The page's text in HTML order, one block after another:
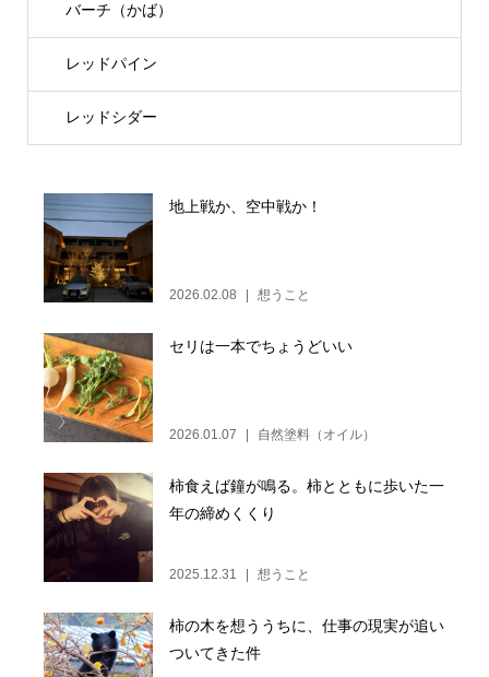
バーチ（かば）
レッドパイン
レッドシダー
地上戦か、空中戦か！
2026.02.08 想うこと
セリは一本でちょうどいい
2026.01.07 自然塗料（オイル）
柿食えば鐘が鳴る。柿とともに歩いた一
年の締めくくり
2025.12.31 想うこと
柿の木を想ううちに、仕事の現実が追い
ついてきた件